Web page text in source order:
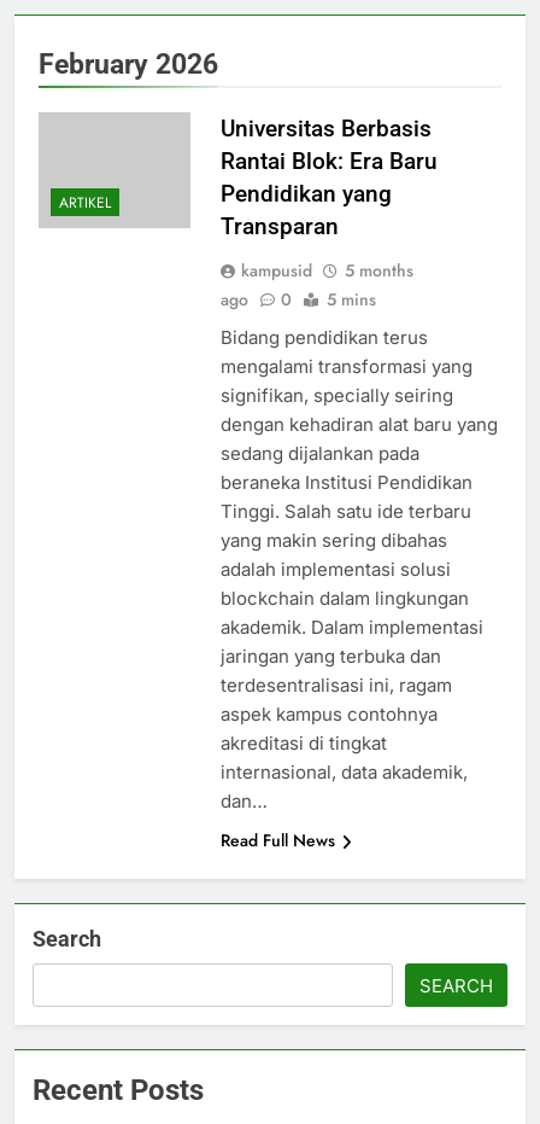
February 2026
ARTIKEL
Universitas Berbasis
Rantai Blok: Era Baru
Pendidikan yang
Transparan
kampusid
5 months
ago
0 5 mins
Bidang pendidikan terus
mengalami transformasi yang
signifikan, specially seiring
dengan kehadiran alat baru yang
sedang dijalankan pada
beraneka Institusi Pendidikan
Tinggi. Salah satu ide terbaru
yang makin sering dibahas
adalah implementasi solusi
blockchain dalam lingkungan
akademik. Dalam implementasi
jaringan yang terbuka dan
terdesentralisasi ini, ragam
aspek kampus contohnya
akreditasi di tingkat
internasional, data akademik,
dan…
Read Full News
Search
SEARCH
Recent Posts